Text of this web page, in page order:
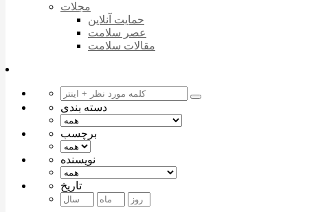
مجلات
حمایت آنلاین
عصر سلامت
مقالات سلامت
دسته بندی
برچسب
نویسنده
تاریخ